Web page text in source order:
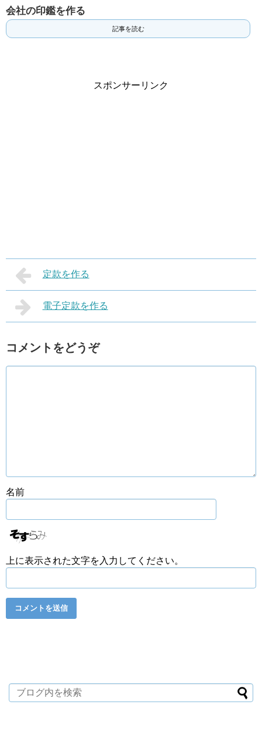
会社の印鑑を作る
記事を読む
スポンサーリンク
定款を作る
電子定款を作る
コメントをどうぞ
名前
上に表示された文字を入力してください。